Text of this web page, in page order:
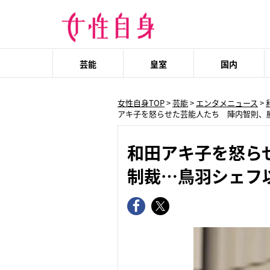
芸能 皇室 国内
女性自身TOP>芸能> エンタメニュース >
アキ子を怒らせた芸能人たち 陣内智則、
和田アキ子を怒
制裁…鳥羽シェフ